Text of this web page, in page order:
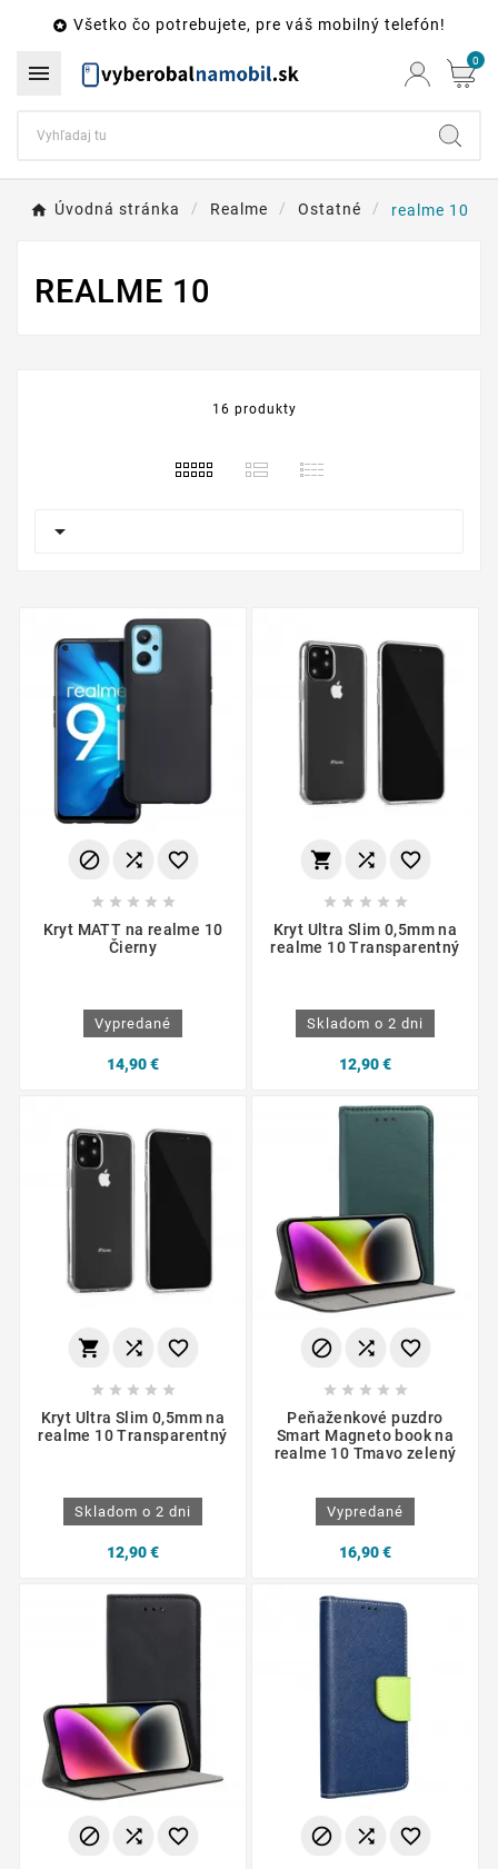
 Všetko čo potrebujete, pre váš mobilný telefón!
 0
Úvodná stránka Realme Ostatné realme 10
REALME 10
16 produkty

  
    
Kryt MATT na realme 10
Čierny
Vypredané
14,90 €
  
    
Kryt Ultra Slim 0,5mm na
realme 10 Transparentný
Skladom o 2 dni
12,90 €
  
    
Kryt Ultra Slim 0,5mm na
realme 10 Transparentný
Skladom o 2 dni
12,90 €
  
    
Peňaženkové puzdro
Smart Magneto book na
realme 10 Tmavo zelený
Vypredané
16,90 €
     